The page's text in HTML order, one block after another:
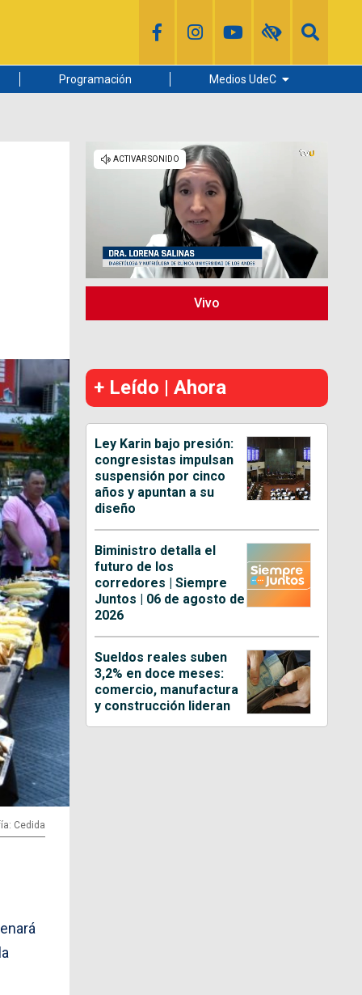
Programación Medios UdeC
Radio UdeC
Noticias UdeC
La Discusión
Cedida
Vivo
+ Leído | Ahora
Ley Karin bajo presión:
congresistas impulsan
suspensión por cinco
años y apuntan a su
diseño
Biministro detalla el
futuro de los
corredores | Siempre
Juntos | 06 de agosto de
2026
Sueldos reales suben
3,2% en doce meses:
comercio, manufactura
y construcción lideran